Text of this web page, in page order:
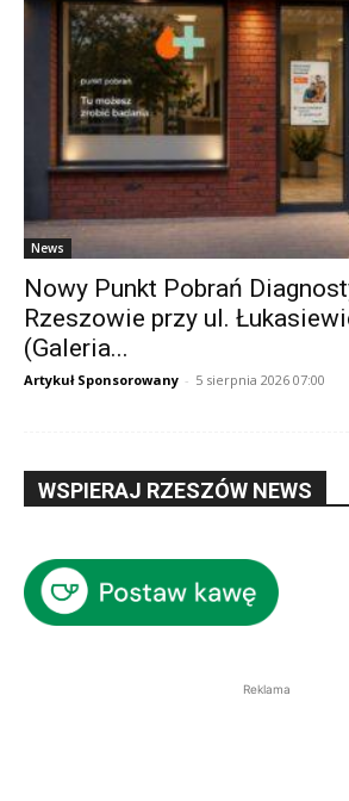
News
Nowy Punkt Pobrań
Rzeszowie przy ul.
(Galeria...
Artykuł Sponsorowany - 5 sierpnia 2026 07:00
WSPIERAJ RZESZÓW NEWS
Reklama